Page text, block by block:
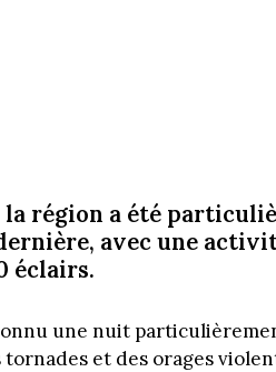
la région a été
avec une
éclairs.
une nuit
et des orages